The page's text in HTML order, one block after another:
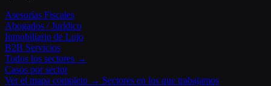
Asesorías Fiscales
Abogados / Jurídico
Inmobiliario de Lujo
B2B Servicios
Todos los sectores →
Casos por sector
Ver el mapa completo → Sectores en los que trabajamos